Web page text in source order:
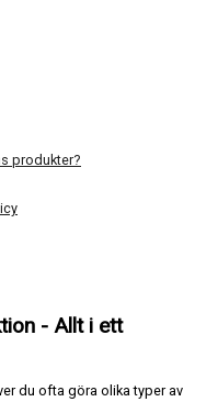
produkter?
- Allt i ett
du ofta göra olika typer av